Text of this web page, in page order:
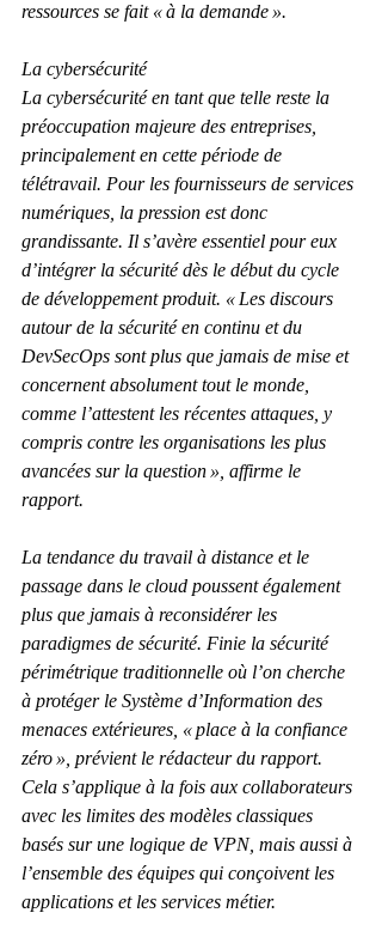
ressources se fait « à la demande ».
La cybersécurité
La cybersécurité en tant que telle reste la
préoccupation majeure des entreprises,
principalement en cette période de
télétravail. Pour les fournisseurs de services
numériques, la pression est donc
grandissante. Il s’avère essentiel pour eux
d’intégrer la sécurité dès le début du cycle
de développement produit. « Les discours
autour de la sécurité en continu et du
DevSecOps sont plus que jamais de mise et
concernent absolument tout le monde,
comme l’attestent les récentes attaques, y
compris contre les organisations les plus
avancées sur la question », affirme le
rapport.
La tendance du travail à distance et le
passage dans le cloud poussent également
plus que jamais à reconsidérer les
paradigmes de sécurité. Finie la sécurité
périmétrique traditionnelle où l’on cherche
à protéger le Système d’Information des
menaces extérieures, « place à la confiance
zéro », prévient le rédacteur du rapport.
Cela s’applique à la fois aux collaborateurs
avec les limites des modèles classiques
basés sur une logique de VPN, mais aussi à
l’ensemble des équipes qui conçoivent les
applications et les services métier.